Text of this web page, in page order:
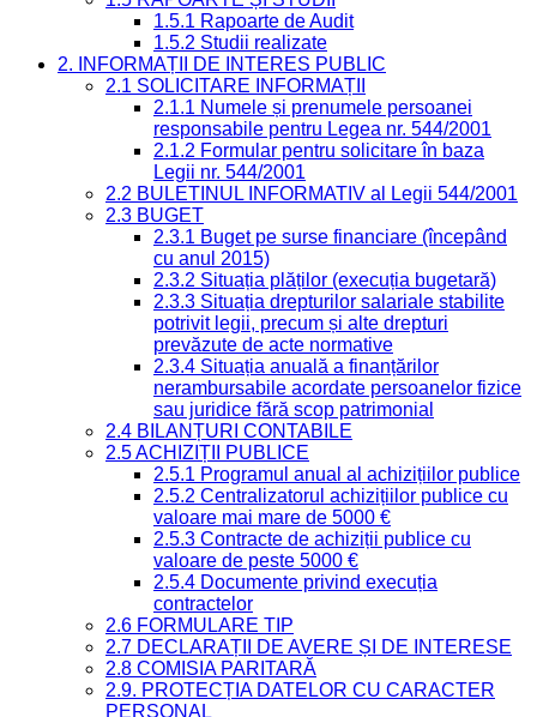
1.5.1 Rapoarte de Audit
1.5.2 Studii realizate
2. INFORMAȚII DE INTERES PUBLIC
2.1 SOLICITARE INFORMAȚII
2.1.1 Numele și prenumele persoanei
responsabile pentru Legea nr. 544/2001
2.1.2 Formular pentru solicitare în baza
Legii nr. 544/2001
2.2 BULETINUL INFORMATIV al Legii 544/2001
2.3 BUGET
2.3.1 Buget pe surse financiare (începând
cu anul 2015)
2.3.2 Situația plăților (execuția bugetară)
2.3.3 Situația drepturilor salariale stabilite
potrivit legii, precum și alte drepturi
prevăzute de acte normative
2.3.4 Situația anuală a finanțărilor
nerambursabile acordate persoanelor fizice
sau juridice fără scop patrimonial
2.4 BILANȚURI CONTABILE
2.5 ACHIZIȚII PUBLICE
2.5.1 Programul anual al achizițiilor publice
2.5.2 Centralizatorul achizițiilor publice cu
valoare mai mare de 5000 €
2.5.3 Contracte de achiziții publice cu
valoare de peste 5000 €
2.5.4 Documente privind execuția
contractelor
2.6 FORMULARE TIP
2.7 DECLARAȚII DE AVERE ȘI DE INTERESE
2.8 COMISIA PARITARĂ
2.9. PROTECȚIA DATELOR CU CARACTER
PERSONAL